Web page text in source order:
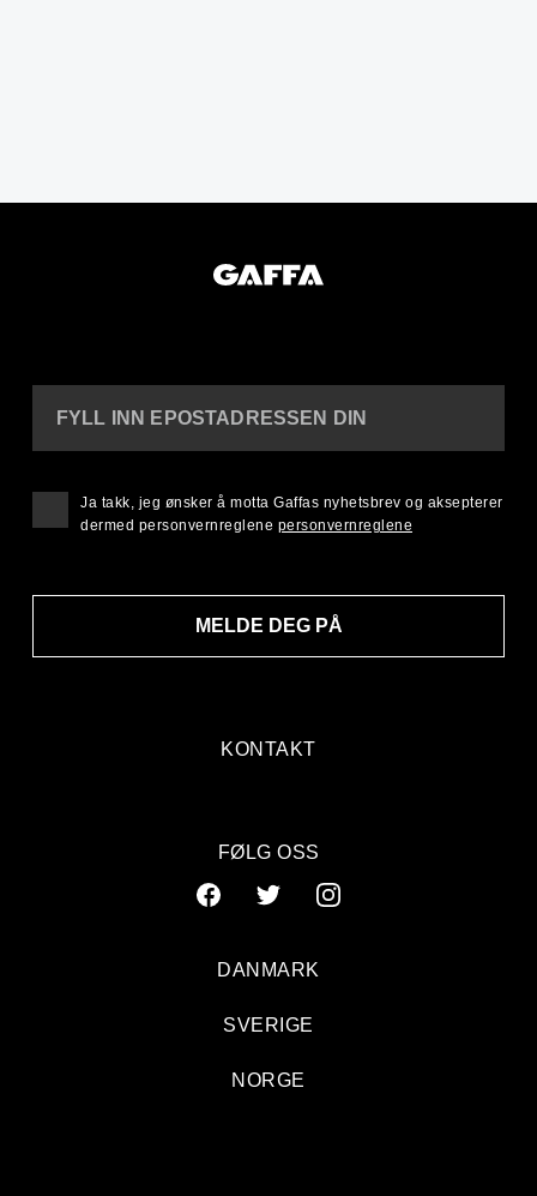
KONTAKT
FYLL INN EPOSTADRESSEN DIN
MELDE DEG PÅ
Ja takk, jeg ønsker å motta Gaffas nyhetsbrev og aksepterer
dermed personvernreglene personvernreglene
FØLG OSS
DANMARK
SVERIGE
NORGE